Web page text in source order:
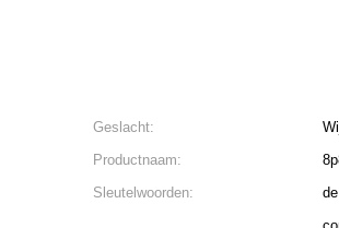
Geslacht:
Productnaam:
Sleutelwoorden: